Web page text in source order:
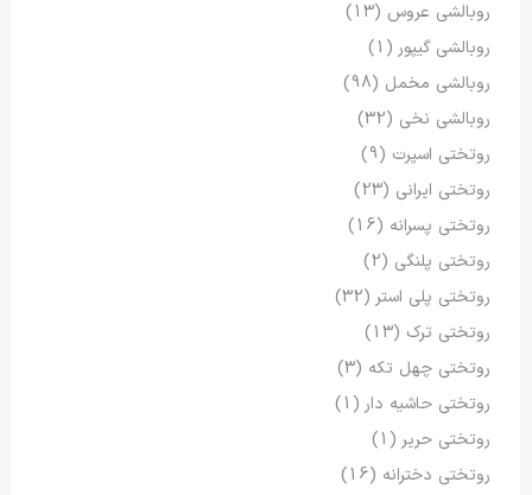
روبالشی عروس (13)
روبالشی گیپور (1)
روبالشی مخمل (98)
روبالشی نخی (32)
روتختی اسپرت (9)
روتختی ایرانی (23)
روتختی پسرانه (16)
روتختی پلنگی (2)
روتختی پلی استر (32)
روتختی ترک (13)
روتختی چهل تکه (3)
روتختی حاشیه دار (1)
روتختی حریر (1)
روتختی دخترانه (16)